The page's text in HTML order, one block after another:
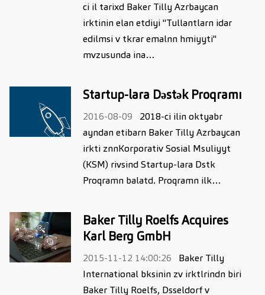
ci il tarixd Baker Tilly Azrbaycan
irktinin elan etdiyi "Tullantlarn idar
edilmsi v tkrar emalnn hmiyyti"
mvzusunda ina…
Startup-lara Dəstək Proqramı
2016-08-09
2018-ci ilin oktyabr
ayndan etibarn Baker Tilly Azrbaycan
irkti znnKorporativ Sosial Msuliyyt
(KSM) rivsind Startup-lara Dstk
Proqramn balatd. Proqramn ilk…
Baker Tilly Roelfs Acquires
Karl Berg GmbH
2015-11-12 14:00:26
Baker Tilly
International bksinin zv irktlrindn biri
Baker Tilly Roelfs, Dsseldorf v